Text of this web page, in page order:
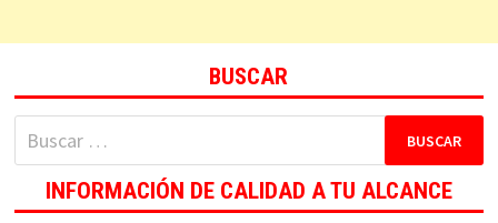
BUSCAR
Buscar:
INFORMACIÓN DE CALIDAD A TU ALCANCE